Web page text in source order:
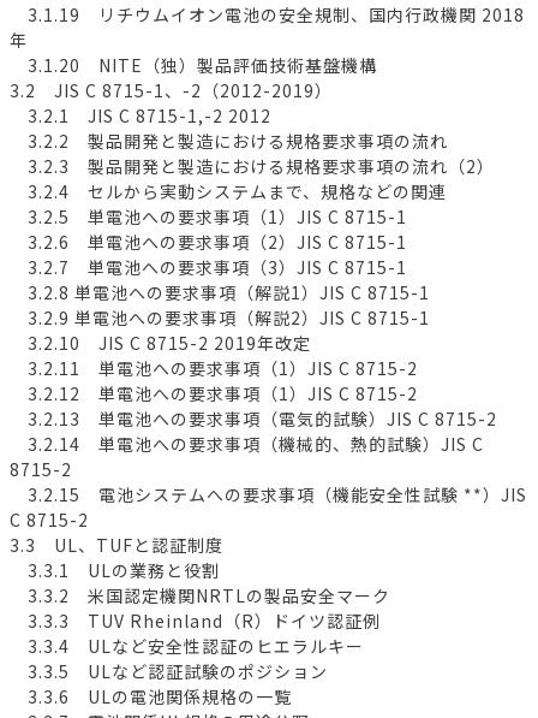
3.1.19 リチウムイオン電池の安全規制、国内行政機関 2018
年
3.1.20 NITE（独）製品評価技術基盤機構
3.2 JIS C 8715-1、-2（2012-2019）
3.2.1 JIS C 8715-1,-2 2012
3.2.2 製品開発と製造における規格要求事項の流れ
3.2.3 製品開発と製造における規格要求事項の流れ（2）
3.2.4 セルから実動システムまで、規格などの関連
3.2.5 単電池への要求事項（1）JIS C 8715-1
3.2.6 単電池への要求事項（2）JIS C 8715-1
3.2.7 単電池への要求事項（3）JIS C 8715-1
3.2.8 単電池への要求事項（解説1）JIS C 8715-1
3.2.9 単電池への要求事項（解説2）JIS C 8715-1
3.2.10 JIS C 8715-2 2019年改定
3.2.11 単電池への要求事項（1）JIS C 8715-2
3.2.12 単電池への要求事項（1）JIS C 8715-2
3.2.13 単電池への要求事項（電気的試験）JIS C 8715-2
3.2.14 単電池への要求事項（機械的、熱的試験）JIS C
8715-2
3.2.15 電池システムへの要求事項（機能安全性試験 **）JIS
C 8715-2
3.3 UL、TUFと認証制度
3.3.1 ULの業務と役割
3.3.2 米国認定機関NRTLの製品安全マーク
3.3.3 TUV Rheinland（R）ドイツ認証例
3.3.4 ULなど安全性認証のヒエラルキー
3.3.5 ULなど認証試験のポジション
3.3.6 ULの電池関係規格の一覧